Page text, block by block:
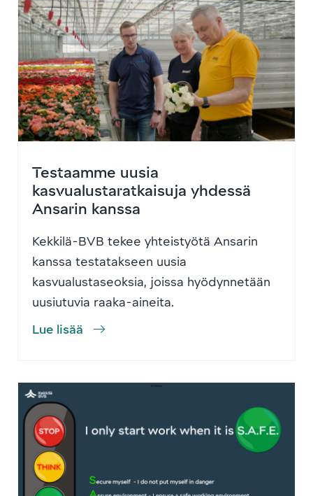
Testaamme uusia
kasvualustaratkaisuja yhdessä
Ansarin kanssa
Kekkilä-BVB tekee yhteistyötä Ansarin
kanssa testatakseen uusia
kasvualustaseoksia, joissa hyödynnetään
uusiutuvia raaka-aineita.
Lue lisää